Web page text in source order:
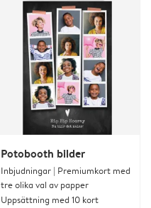
Potobooth bilder
Inbjudningar | Premiumkort med
tre olika val av papper
Uppsättning med 10 kort